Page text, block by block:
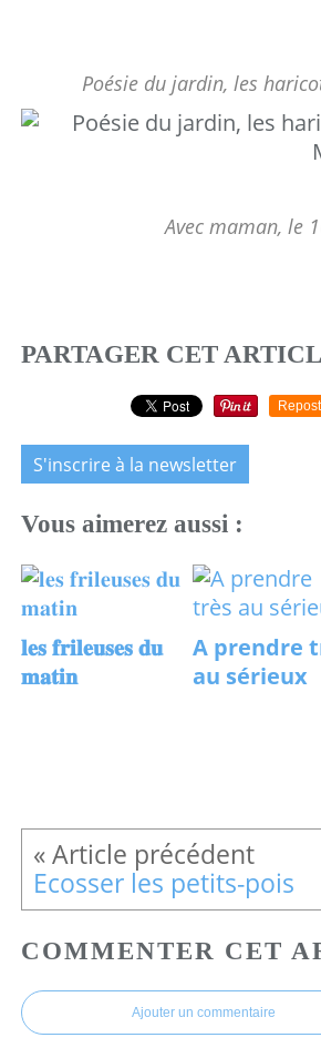
Poésie du jardin, les
Avec maman, le
PARTAGER CET
Repost
S'inscrire à la newsletter
Vous aimerez aussi :
𝐥𝐞𝐬 𝐟𝐫𝐢𝐥𝐞𝐮𝐬𝐞𝐬 𝐝𝐮
𝐦𝐚𝐭𝐢𝐧
A prendre
au sérieux
Ecosser les petits-pois
COMMENTER CET
Ajouter un commentaire